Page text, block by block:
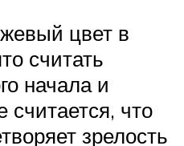
цвет в
считать
начала и
считается, что
зрелость